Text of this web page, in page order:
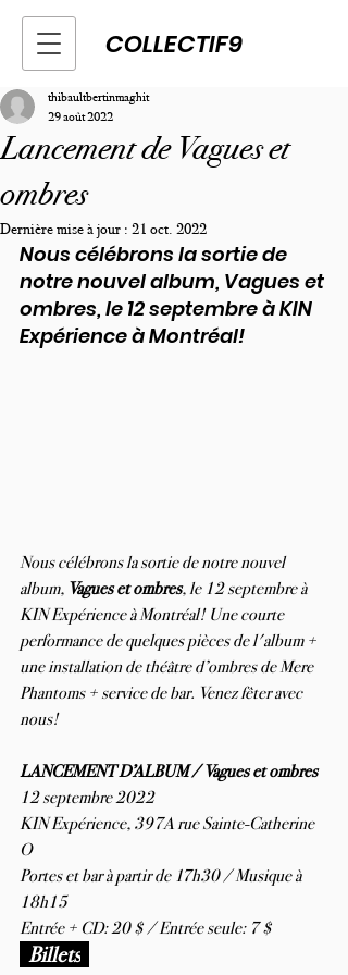
COLLECTIF9
Lancement de Vagues et
ombres
thibaultbertinmaghit
29 août 2022
Dernière mise à jour : 21 oct. 2022
Nous célébrons la sortie de
notre nouvel album, Vagues et
ombres, le 12 septembre à KIN
Expérience à Montréal!
Nous célébrons la sortie de notre nouvel
album, Vagues et ombres, le 12 septembre à
KIN Expérience à Montréal! Une courte
performance de quelques pièces de l'album +
une installation de théâtre d’ombres de Mere
Phantoms + service de bar. Venez fêter avec
nous!
LANCEMENT D’ALBUM / Vagues et ombres
12 septembre 2022
KIN Expérience, 397A rue Sainte-Catherine
O
Portes et bar à partir de 17h30 / Musique à
18h15
Entrée + CD: 20 $ / Entrée seule: 7 $
Billets